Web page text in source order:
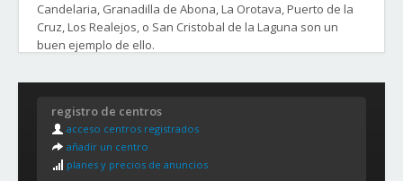
Candelaria, Granadilla de Abona, La Orotava, Puerto de la
Cruz, Los Realejos, o San Cristobal de la Laguna son un
buen ejemplo de ello.
Distritos y Barrios de la ciudad de Santa Cruz de Tenerife:
1. ANAGA:
Afur, Almáciga, Benijo, Casas de La Cumbre, Catalanes,
Chamorga, Cueva Bermeja, El Bailadero, El Draguillo, El
Suculum, Igueste de San Andrés, La Alegría, La Cumbrilla,
registro de centros
acceso centros registrados
añadir un centro
planes y precios de anuncios